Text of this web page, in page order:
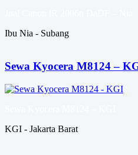
Ibu Nia - Subang
Sewa Kyocera M8124 –
KGI - Jakarta Barat